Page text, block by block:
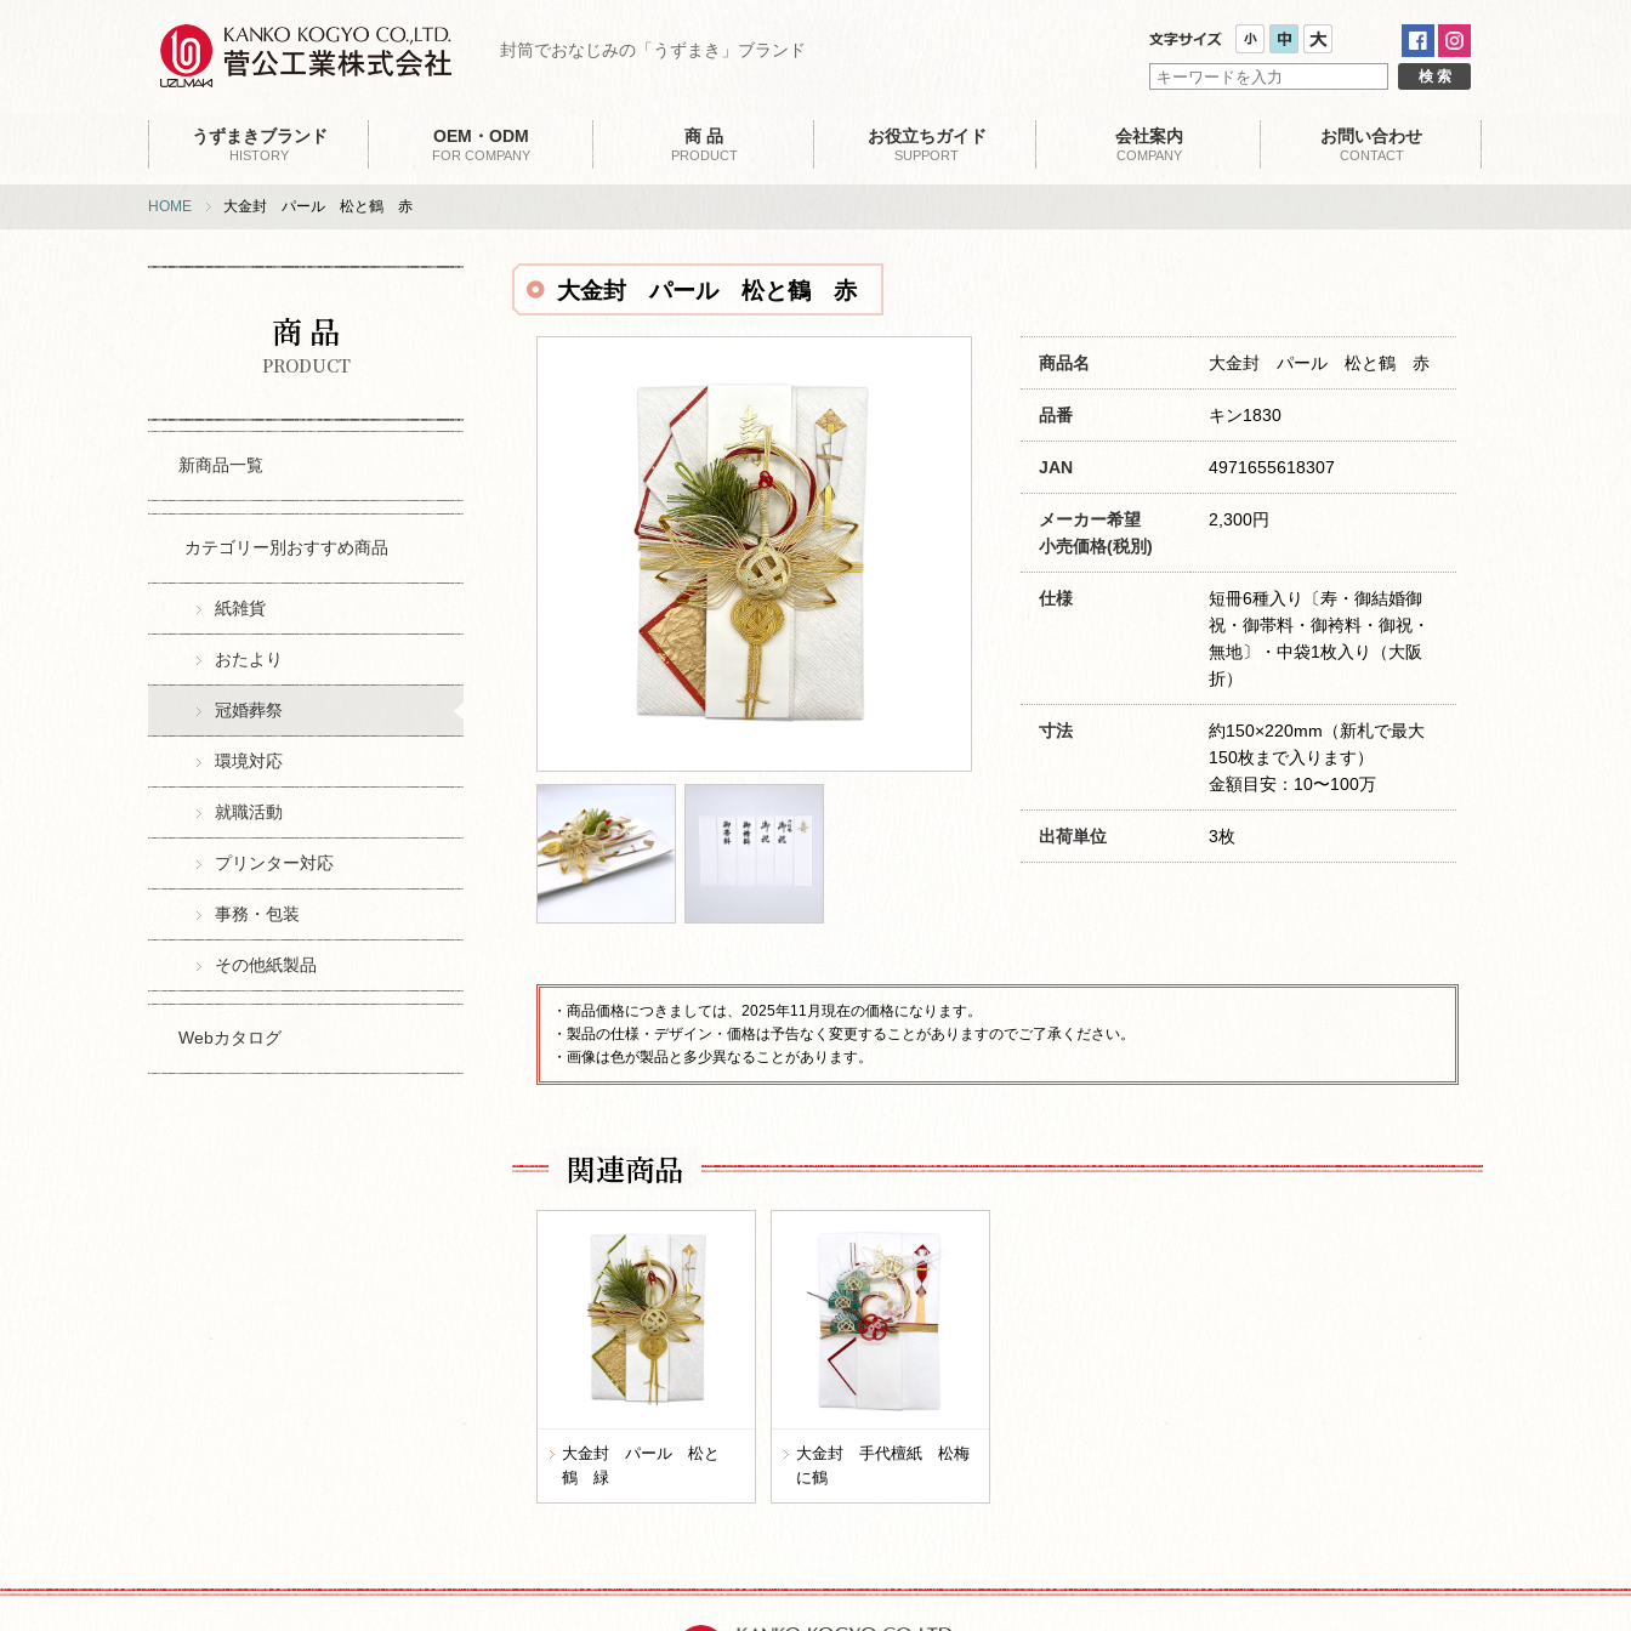
封筒でおなじみの「うずまき」ブランド
うずまきブランド
HISTORY
OEM・ODM
FOR COMPANY
商 品
PRODUCT
お役立ちガイド
SUPPORT
会社案内
COMPANY
お問い合わせ
CONTACT
HOME 大金封 パール 松と鶴 赤
商 品
PRODUCT
新商品一覧
カテゴリー別おすすめ商品
紙雑貨
おたより
冠婚葬祭
環境対応
就職活動
プリンター対応
事務・包装
その他紙製品
Webカタログ
大金封 パール 松と鶴 赤
商品名 大金封 パール 松と鶴 赤
品番 キン1830
JAN 4971655618307
メーカー希望
小売価格(税別)
2,300円
仕様
短冊6種入り〔寿・御結婚御
祝・御帯料・御袴料・御祝・
無地〕・中袋1枚入り（大阪
折）
寸法
約150×220mm（新札で最大
150枚まで入ります）
金額目安：10〜100万
出荷単位 3枚
・商品価格につきましては、2025年11月現在の価格になります。
・製品の仕様・デザイン・価格は予告なく変更することがありますのでご了承ください。
・画像は色が製品と多少異なることがあります。
関連商品
大金封 パール 松と
鶴 緑
大金封 手代檀紙 松梅
に鶴